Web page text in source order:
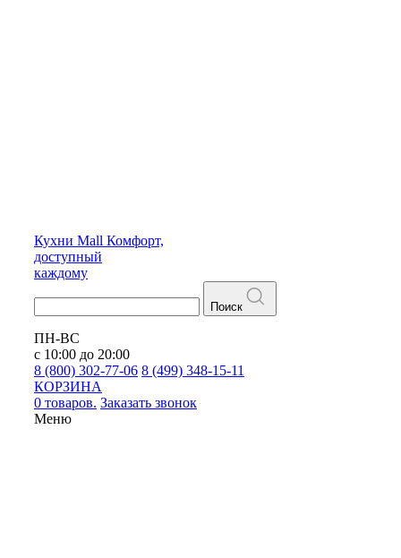
Кухни Mall Комфорт,
доступный
каждому
Поиск
ПН-ВС
с 10:00 до 20:00
8 (800) 302-77-06 8 (499) 348-15-11
КОРЗИНА
0 товаров. Заказать звонок
Меню